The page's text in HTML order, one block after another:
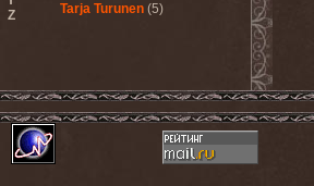
Z
Tarja Turunen (5)
Tartharia (4)
Tasters (1)
Tears Of Heaven (1)
Tears Of Mankind (1)